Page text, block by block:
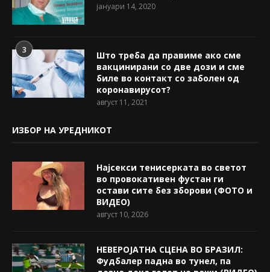
јануари 14, 2020
3
Што треба да правиме ако сме
вакцинирани со две дози и сме
биле во контакт со заболен од
коронавирусот?
август 11, 2021
ИЗБОР НА УРЕДНИКОТ
Најсекси тенисерката во светот
во провокативен фустан ги
остави сите без зборови (ФОТО и
ВИДЕО)
август 10, 2026
НЕВЕРОЈАТНА СЦЕНА ВО БРАЗИЛ:
Фудбалер падна во тунел, па